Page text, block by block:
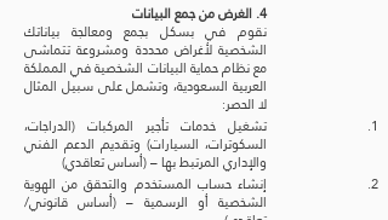
4. الغرض من جمع البيانات
نقوم في بسكل بجمع ومعالجة بياناتك
الشخصية لأغراض محددة ومشروعة تتماشى
مع نظام حماية البيانات الشخصية في المملكة
العربية السعودية، وتشمل على سبيل المثال
لا الحصر:
تشغيل خدمات تأجير المركبات (الدراجات،
السكوترات، السيارات) وتقديم الدعم الفني
والإداري المرتبط بها – (أساس تعاقدي)
إنشاء حساب المستخدم والتحقق من الهوية
الشخصية أو الرسمية – (أساس قانوني/